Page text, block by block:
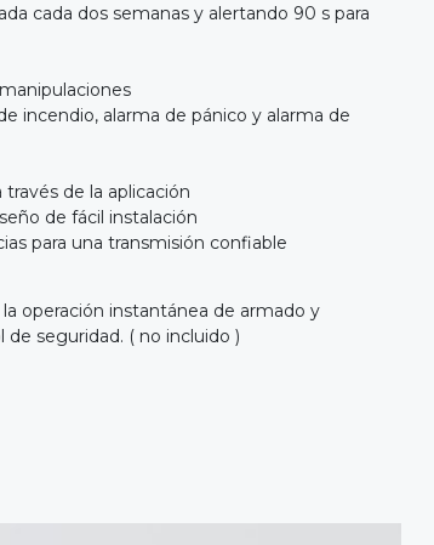
cada dos semanas y alertando 90 s para
incendio, alarma de pánico y alarma de
de la aplicación
de fácil instalación
para una transmisión confiable
operación instantánea de armado y
seguridad. ( no incluido )